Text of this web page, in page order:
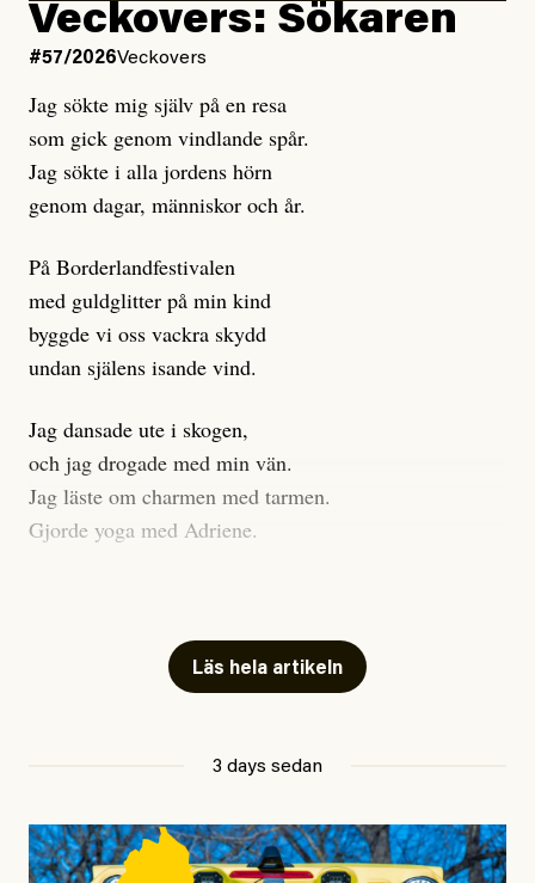
Veckovers: Sökaren
#57/2026Veckovers
Jag sökte mig själv på en resa
som gick genom vindlande spår.
Jag sökte i alla jordens hörn
genom dagar, människor och år.
På Borderlandfestivalen
med guldglitter på min kind
byggde vi oss vackra skydd
undan själens isande vind.
Jag dansade ute i skogen,
och jag drogade med min vän.
Jag läste om charmen med tarmen.
Gjorde yoga med Adriene.
Jag gick djupt ner i mitt trauma.
Undersökte min anknytning
Att vara ekonomiskt beroende
så jag investerade allt jag ägde
i en kryptovaluta.
Läs hela artikeln
3 days sedan